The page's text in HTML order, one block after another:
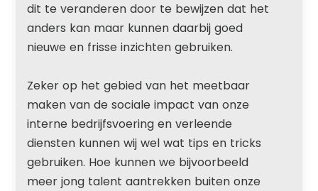
dit te veranderen door te bewijzen dat het
anders kan maar kunnen daarbij goed
nieuwe en frisse inzichten gebruiken.
Zeker op het gebied van het meetbaar
maken van de sociale impact van onze
interne bedrijfsvoering en verleende
diensten kunnen wij wel wat tips en tricks
gebruiken. Hoe kunnen we bijvoorbeeld
meer jong talent aantrekken buiten onze